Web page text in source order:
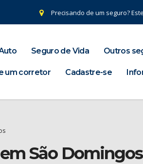
Precisando de um seguro?
Seguro de Vida Outros
um corretor Cadastre-se
São Domingos